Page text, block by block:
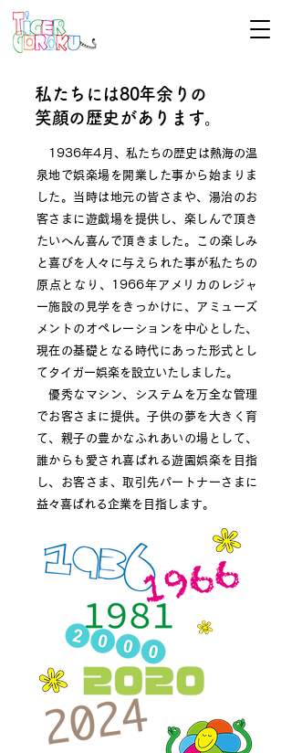
私たちには80年余りの
笑顔の歴史があります。
1936年4月、私たちの歴史は熱海の温
泉地で娯楽場を開業した事から始まりま
した。当時は地元の皆さまや、湯治のお
客さまに遊戯場を提供し、楽しんで頂き
たいへん喜んで頂きました。この楽しみ
と喜びを人々に与えられた事が私たちの
原点となり、1966年アメリカのレジャ
ー施設の見学をきっかけに、アミューズ
メントのオペレーションを中心とした、
現在の基礎となる時代にあった形式とし
てタイガー娯楽を設立いたしました。
優秀なマシン、システムを万全な管理
でお客さまに提供。子供の夢を大きく育
て、親子の豊かなふれあいの場として、
誰からも愛され喜ばれる遊園娯楽を目指
し、お客さま、取引先パートナーさまに
益々喜ばれる企業を目指します。